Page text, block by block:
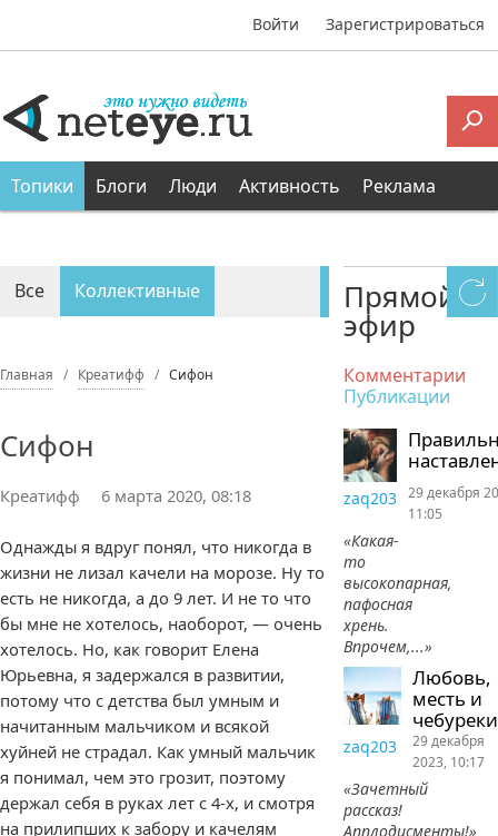
Войти Зарегистрироваться
Топики Блоги Люди Активность Реклама
Все Коллективные
Главная Креатифф Сифон
Сифон
Креатифф 6 марта 2020, 08:18
Однажды я вдруг понял, что никогда в
жизни не лизал качели на морозе. Ну то
есть не никогда, а до 9 лет. И не то что
бы мне не хотелось, наоборот, — очень
хотелось. Но, как говорит Елена
Юрьевна, я задержался в развитии,
потому что с детства был умным и
начитанным мальчиком и всякой
хуйней не страдал. Как умный мальчик
я понимал, чем это грозит, поэтому
держал себя в руках лет с 4-х, и смотря
на прилипших к забору и качелям
Прямой
эфир
Комментарии
Публикации
zaq203
«Какая-
то
высокопарная,
пафосная
хрень.
Впрочем,...»
29 декабря
11:05
Любовь,
месть и
чебуреки
zaq203
«Зачетный
рассказ!
Апплодисменты!»
29 декабря
2023, 10:17